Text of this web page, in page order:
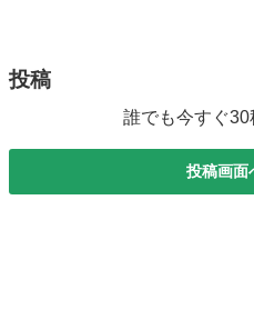
ングベルト交換済み／盗難防止／キ
投稿
誰でも今すぐ
投稿画面